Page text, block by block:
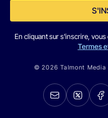
En cliquant sur s'inscrire,
Termes
© 2026 Talmont